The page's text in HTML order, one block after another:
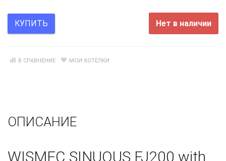
КУПИТЬ Нет в наличии
В СРАВНЕНИЕ МОИ ХОТЕЛКИ
ОПИСАНИЕ
WISMEC SINUOUS FJ200 with